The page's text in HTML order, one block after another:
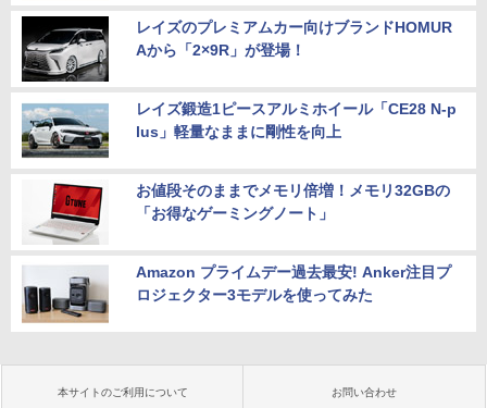
レイズのプレミアムカー向けブランドHOMUR
Aから「2×9R」が登場！
レイズ鍛造1ピースアルミホイール「CE28 N-p
lus」軽量なままに剛性を向上
お値段そのままでメモリ倍増！メモリ32GBの
「お得なゲーミングノート」
Amazon プライムデー過去最安! Anker注目プ
ロジェクター3モデルを使ってみた
本サイトのご利用について お問い合わせ